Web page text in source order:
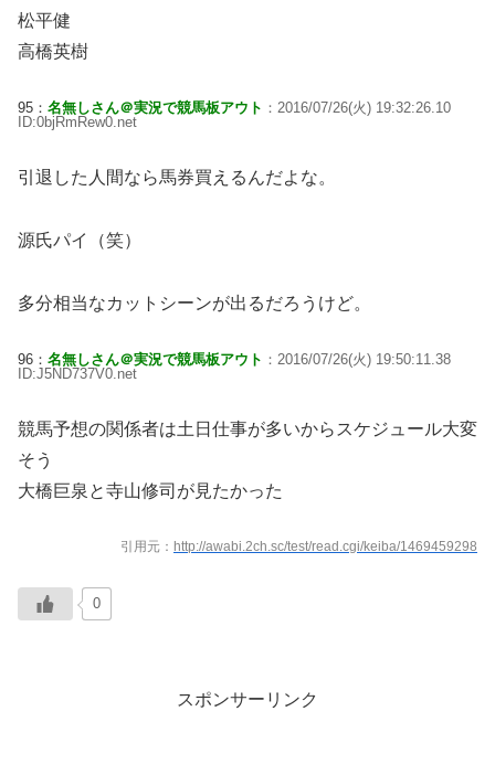
松平健
高橋英樹
95： 名無しさん＠実況で競馬板アウト ：2016/07/26(火) 19:32:26.10
ID:0bjRmRew0.net
引退した人間なら馬券買えるんだよな。
源氏パイ（笑）
多分相当なカットシーンが出るだろうけど。
96： 名無しさん＠実況で競馬板アウト ：2016/07/26(火) 19:50:11.38
ID:J5ND737V0.net
競馬予想の関係者は土日仕事が多いからスケジュール大変
そう
大橋巨泉と寺山修司が見たかった
引用元： http://awabi.2ch.sc/test/read.cgi/keiba/1469459298
0
スポンサーリンク